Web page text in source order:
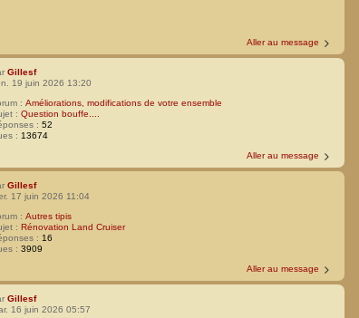
Aller au message
Gillesf
19 juin 2026 13:20
:Améliorations, modifications de votre ensemble
:Question bouffe....
:52
: 13674
Aller au message
Gillesf
17 juin 2026 11:04
:Autres tipis
:Rénovation Land Cruiser
: 16
:3909
Aller au message
Gillesf
16 juin 2026 05:57